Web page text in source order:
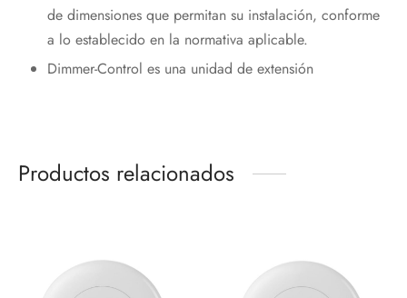
de dimensiones que permitan su instalación, conforme
a lo establecido en la normativa aplicable.
Dimmer-Control es una unidad de extensión
Productos relacionados